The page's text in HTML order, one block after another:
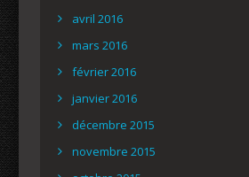
avril 2016
mars 2016
février 2016
janvier 2016
décembre 2015
novembre 2015